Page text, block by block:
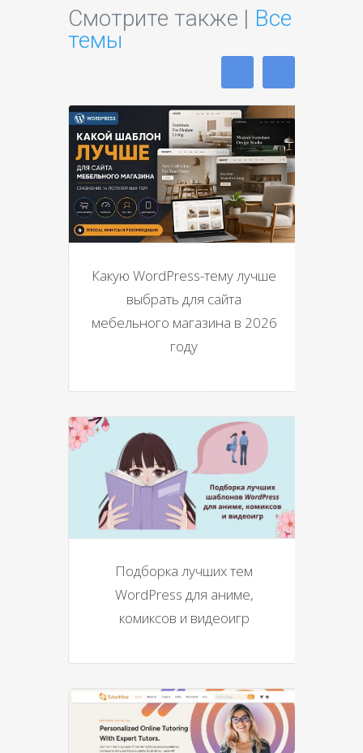
Смотрите также | Все
темы
Какую WordPress-тему лучше
выбрать для сайта
мебельного магазина в 2026
году
Подборка лучших тем
WordPress для аниме,
комиксов и видеоигр